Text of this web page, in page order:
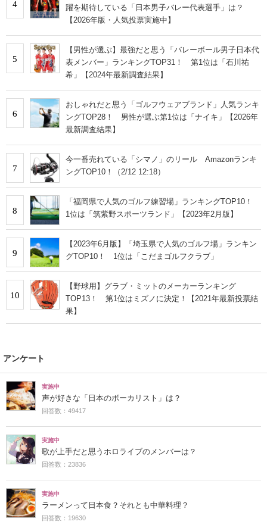
4
躍を期待している「日本男子バレー代表選手」は？
【2026年版・人気投票実施中】
5
【男性が選ぶ】最強だと思う「バレーボール男子日本代
表メンバー」ランキングTOP31！ 第1位は「石川祐
希」【2024年最新調査結果】
6
おしゃれだと思う「ゴルフウェアブランド」人気ランキ
ングTOP28！ 男性が選ぶ第1位は「ナイキ」【2026年
最新調査結果】
7
今一番売れている「シマノ」のリール Amazonランキ
ングTOP10！（2/12 12:18）
8
「福岡県で人気のゴルフ練習場」ランキングTOP10！
1位は「筑紫野スポーツランド」【2023年2月版】
9
【2023年6月版】「埼玉県で人気のゴルフ場」ランキン
グTOP10！ 1位は「こだまゴルフクラブ」
10
【野球用】グラブ・ミットのメーカーランキング
TOP13！ 第1位はミズノに決定！【2021年最新投票結
果】
アンケート
実施中
声が好きな「日本のボーカリスト」は？
回答数：49417
実施中
歌が上手だと思うホロライブのメンバーは？
回答数：23836
実施中
ラーメンって日本食？それとも中華料理？
回答数：19630